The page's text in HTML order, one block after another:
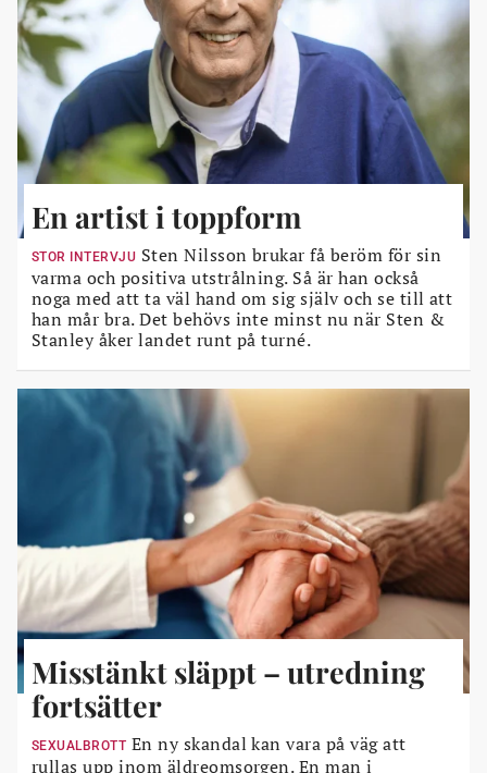
En artist i toppform
STOR INTERVJU Sten Nilsson brukar få beröm för sin
varma och positiva utstrålning. Så är han också
noga med att ta väl hand om sig själv och se till att
han mår bra. Det behövs inte minst nu när Sten &
Stanley åker landet runt på turné.
Misstänkt släppt – utredning
fortsätter
SEXUALBROTT En ny skandal kan vara på väg att
rullas upp inom äldreomsorgen. En man i